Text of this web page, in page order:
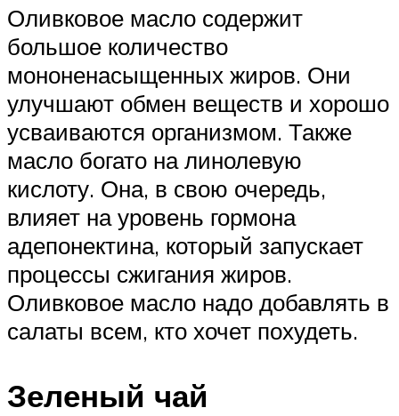
Оливковое масло содержит
большое количество
мононенасыщенных жиров. Они
улучшают обмен веществ и хорошо
усваиваются организмом. Также
масло богато на линолевую
кислоту. Она, в свою очередь,
влияет на уровень гормона
адепонектина, который запускает
процессы сжигания жиров.
Оливковое масло надо добавлять в
салаты всем, кто хочет похудеть.
Зеленый чай